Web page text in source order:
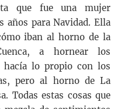
que fue una mujer
años para Navidad. Ella
iban al horno de la
a hornear los
hacía lo propio con los
pero al horno de La
Todas estas cosas que